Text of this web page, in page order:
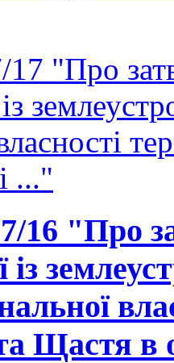
"Про
..."
"Про
із
Щастя в